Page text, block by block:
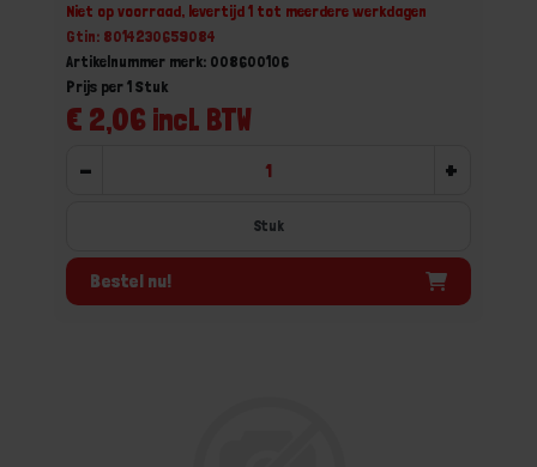
Niet op voorraad, levertijd 1 tot meerdere werkdagen
Gtin: 8014230659084
Artikelnummer merk: 008600106
€ 2,06 incl. BTW
Prijs per 1 Stuk
- +
Stuk
Bestel nu!